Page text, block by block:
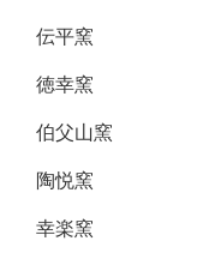
伝平窯
徳幸窯
伯父山窯
陶悦窯
幸楽窯